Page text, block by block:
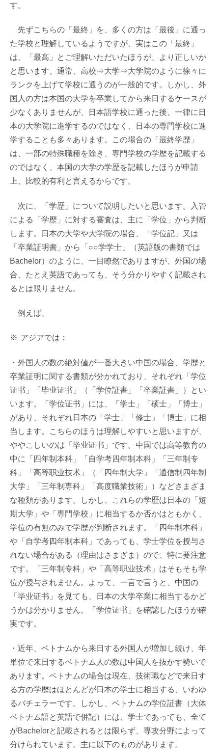
す。
先ずこちらの「最終」を、多くの方は「最後」に通っ
た学校と理解しているようですが、実はこの「最終」
は、「最高」とご理解いただいたほうが、より正しいか
と思います。通常、高校⇒大学⇒大学院のように徐々に
ランクを上げて学校に通うのが一般的です。しかし、外
国人の方は本国の大学を卒業してから来日するケースが
少なくありませんが、日本語学校に通った後、一律に日
本の大学院に進学するのではなく、日本の専門学校に進
学することも多々あります。この場合の「最終学歴」
は、一部の特殊職種を除き、専門学校の学歴を記載する
のではなく、本国の大学の学歴を記載したほうが申請
上、比較的有利と言えるからです。
次に、「学歴」について説明したいと思います。入管
による「学歴」に対する審査は、主に「学位」から判断
します。日本の大学や大学院の場合、「学位記」又は
「卒業証明書」から「○○学学士」（英語版の書類では
Bachelor）のように、一目瞭然でありますが、外国の場
合、たとえ英語であっても、そう分かりやすく記載され
るとは限りません。
例えば、
※ アジアでは：
・外国人の数の絶対値が一番大きい中国の場合、学歴と
卒業証明に関する書類が分かれており、それぞれ「学位
证书」「毕业证书」（「学位証書」「卒業証書」）とい
います。「学位证书」には、「学士」「硕士」「博士」
があり、それぞれ日本の「学士」「修士」「博士」に相
当します。こちらのほうは理解しやすいと思いますが、
ややこしいのは「毕业证书」です。中国では高等教育の
中に「四年制本科」「自学考四年制本科」「三年制专
科」「高等职业技术」（「四年制大学」「通信制四年制
大学」「三年制専科」「高度職業技術」）などさまざま
な種類があります。しかし、これらの学歴は日本の「短
期大学」や「専門学校」に相当するか否かはともかく、
学位の有無のみで学歴が判断されます。「四年制本科」
や「自学考四年制本科」であっても、学士学位を授与さ
れない場合がある（理由はさまざま）ので、特に要注意
です。「三年制专科」や「高等职业技术」はそもそも学
位が授与されません。よって、一言で言うと、中国の
「毕业证书」を見ても、日本の大学卒業に相当するかど
うかは分かりません。「学位证书」を確認したほうが確
実です。
・近年、ベトナムから来日する外国人が増加し続け、年
単位で来日するベトナム人の数は中国人を抜かす勢いで
あります。ベトナムの場合は現在、技術職などで来日す
る方の学歴はほとんどが日本の学士に相当する、いわゆ
るバチェラーです。しかし、ベトナムの学位証書（大体
ベトナム語と英語で併記）には、学士であっても、全て
がBachelorと記載されるとは限らず、専攻分野によって
分けられています。主に以下のものがあります。